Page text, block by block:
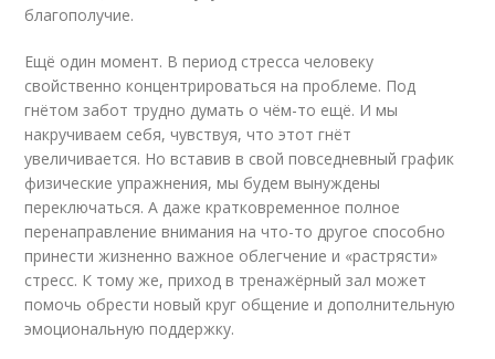
благополучие.
Ещё один момент. В период стресса человеку
свойственно концентрироваться на проблеме. Под
гнётом забот трудно думать о чём-то ещё. И мы
накручиваем себя, чувствуя, что этот гнёт
увеличивается. Но вставив в свой повседневный график
физические упражнения, мы будем вынуждены
переключаться. А даже кратковременное полное
перенаправление внимания на что-то другое способно
принести жизненно важное облегчение и «растрясти»
стресс. К тому же, приход в тренажёрный зал может
помочь обрести новый круг общение и дополнительную
эмоциональную поддержку.